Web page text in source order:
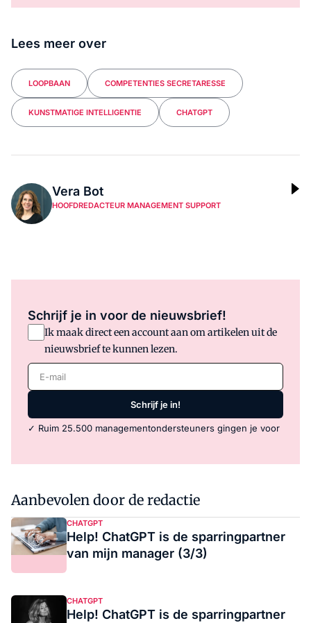
Lees meer over
LOOPBAAN COMPETENTIES SECRETARESSE
KUNSTMATIGE INTELLIGENTIE CHATGPT
Vera Bot
HOOFDREDACTEUR MANAGEMENT SUPPORT
Schrijf je in voor de nieuwsbrief!
Ik maak direct een account aan om artikelen uit de
nieuwsbrief te kunnen lezen.
E-mail
Schrijf je in!
✓ Ruim 25.500 managementondersteuners gingen je voor
Aanbevolen door de redactie
CHATGPT
Help! ChatGPT is de sparringpartner
van mijn manager (3/3)
CHATGPT
Help! ChatGPT is de sparringpartner